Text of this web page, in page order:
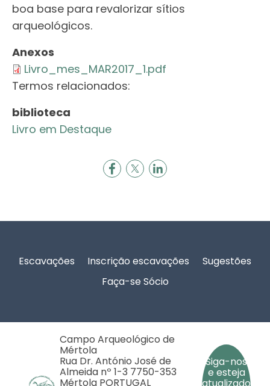
boa base para revalorizar sítios
arqueológicos.
Anexos
Livro_mes_MAR2017_1.pdf
Termos relacionados:
biblioteca
Livro em Destaque
Rodapé
Escavações Inscrição escavações
Sugestões
Faça-se Sócio
Campo Arqueológico de
Mértola
Rua Dr. António José de
Almeida nº 1-3 7750-353
Mértola PORTUGAL
Siga-nos
e esteja
atualizado